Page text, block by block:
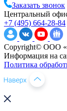
Заказать звонок
Центральный
+7 (495) 664-28-84
Copyright© ООО
Информация на
Политика